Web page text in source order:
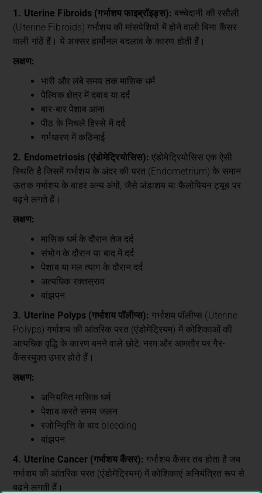
1. Uterine Fibroids (गर्भाशय फाइब्रॉइड्स): बच्चेदानी की रसौली
(Uterine Fibroids) गर्भाशय की मांसपेशियों में होने वाली बिना कैंसर
वाली गांठें हैं। ये अक्सर हार्मोनल बदलाव के कारण होती हैं।
लक्षण:
भारी और लंबे समय तक मासिक धर्म
पेल्विक क्षेत्र में दबाव या दर्द
बार-बार पेशाब आना
पीठ के निचले हिस्से में दर्द
गर्भधारण में कठिनाई
2. Endometriosis (एंडोमेट्रियोसिस):एंडोमेट्रियोसिस एक ऐसी
स्थिति है जिसमें गर्भाशय के अंदर की परत (Endometrium) के समान
ऊतक गर्भाशय के बाहर अन्य अंगों, जैसे अंडाशय या फैलोपियन ट्यूब पर
बढ़ने लगते हैं।
लक्षण:
मासिक धर्म के दौरान तेज दर्द
संभोग के दौरान या बाद में दर्द
पेशाब या मल त्याग के दौरान दर्द
अत्यधिक रक्तस्राव
बांझपन
3. Uterine Polyps (गर्भाशय पॉलीप्स): गर्भाशय पॉलीप्स (Uterine
Polyps) गर्भाशय की आंतरिक परत (एंडोमेट्रियम) में कोशिकाओं की
अत्यधिक वृद्धि के कारण बनने वाले छोटे, नरम और आमतौर पर गैर-
कैंसरयुक्त उभार होते हैं।
लक्षण:
अनियमित मासिक धर्म
पेशाब करते समय जलन
रजोनिवृत्ति के बाद bleeding
बांझपन
4. Uterine Cancer (गर्भाशय कैंसर):गर्भाशय कैंसर तब होता है जब
गर्भाशय की आंतरिक परत (एंडोमेट्रियम) में कोशिकाएं अनियंत्रित रूप से
बढ़ने लगती हैं।